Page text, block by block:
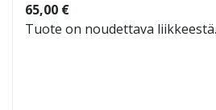
65,00 €
Tuote on noudettava liikkeestä.